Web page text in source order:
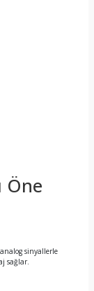
Öne
sinyallerle
sağlar.